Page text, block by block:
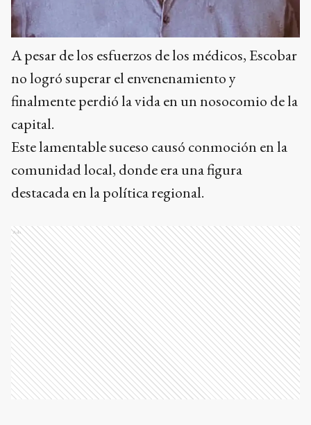
A pesar de los esfuerzos de los médicos, Escobar
no logró superar el envenenamiento y
finalmente perdió la vida en un nosocomio de la
capital.
Este lamentable suceso causó conmoción en la
comunidad local, donde era una figura
destacada en la política regional.
Ads